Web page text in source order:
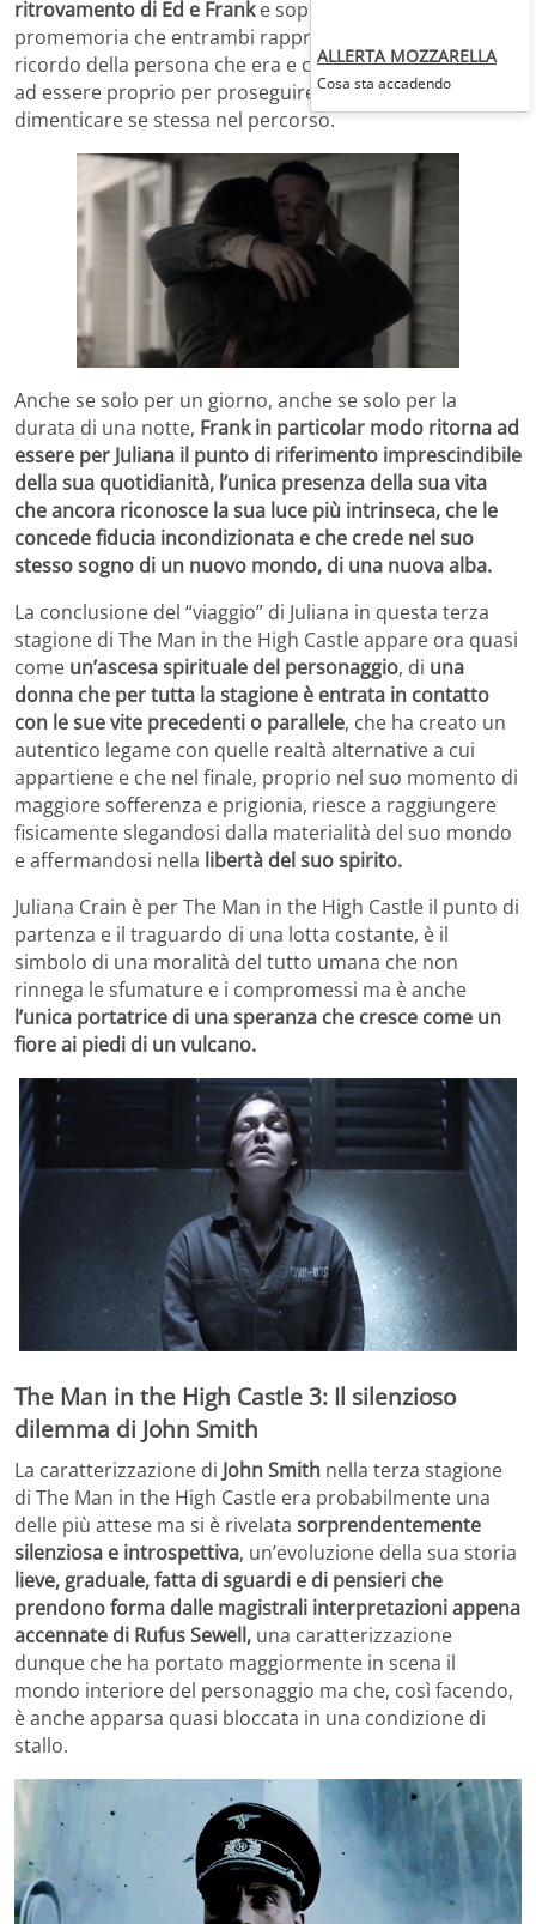
ritrovamento di Ed e Franke soprattutto con il
promemoria che entrambi rappresentano per lei, il
ricordo della persona che era e che adesso può tornare
ad essere proprio per proseguire il suo cammino senza
dimenticare se stessa nel percorso.
Anche se solo per un giorno, anche se solo per la
durata di una notte, Frank in particolar modo ritorna ad
essere per Juliana il punto di riferimento imprescindibile
della sua quotidianità, l’unica presenza della sua vita
che ancora riconosce la sua luce più intrinseca, che le
concede fiducia incondizionata e che crede nel suo
stesso sogno di un nuovo mondo, di una nuova alba.
La conclusione del “viaggio” di Juliana in questa terza
stagione di The Man in the High Castle appare ora quasi
come un’ascesa spirituale del personaggio, di una
donna che per tutta la stagione è entrata in contatto
con le sue vite precedenti o parallele, che ha creato un
autentico legame con quelle realtà alternative a cui
appartiene e che nel finale, proprio nel suo momento di
maggiore sofferenza e prigionia, riesce a raggiungere
fisicamente slegandosi dalla materialità del suo mondo
e affermandosi nella libertà del suo spirito.
Juliana Crain è per The Man in the High Castle il punto di
partenza e il traguardo di una lotta costante, è il
simbolo di una moralità del tutto umana che non
rinnega le sfumature e i compromessi ma è anche
l’unica portatrice di una speranza che cresce come un
fiore ai piedi di un vulcano.
The Man in the High Castle 3: Il silenzioso
dilemma di John Smith
La caratterizzazione di John Smith nella terza stagione
di The Man in the High Castle era probabilmente una
delle più attese ma si è rivelata sorprendentemente
silenziosa e introspettiva, un’evoluzione della sua storia
lieve, graduale, fatta di sguardi e di pensieri che
prendono forma dalle magistrali interpretazioni appena
accennate di Rufus Sewell, una caratterizzazione
dunque che ha portato maggiormente in scena il
mondo interiore del personaggio ma che, così facendo,
è anche apparsa quasi bloccata in una condizione di
stallo.
ALLERTA MOZZARELLA
Cosa sta accadendo